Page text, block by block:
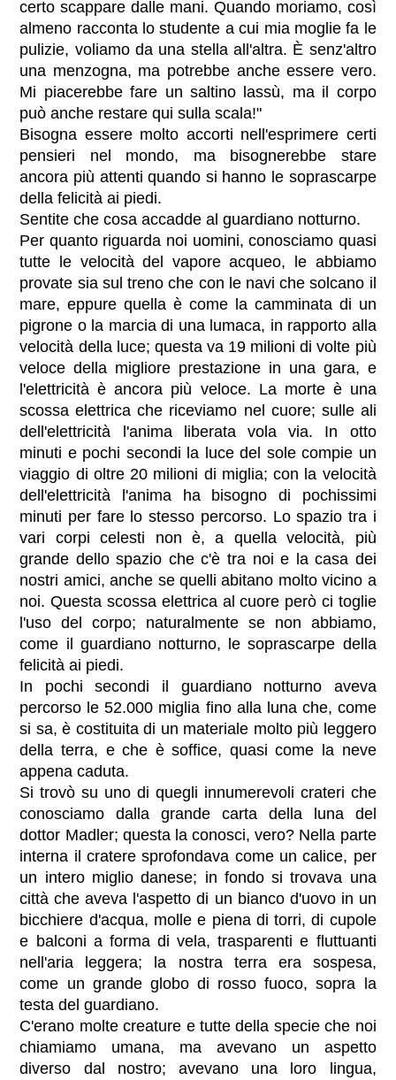
certo scappare dalle mani. Quando moriamo, così
almeno racconta lo studente a cui mia moglie fa le
pulizie, voliamo da una stella all'altra. È senz'altro
una menzogna, ma potrebbe anche essere vero.
Mi piacerebbe fare un saltino lassù, ma il corpo
può anche restare qui sulla scala!"
Bisogna essere molto accorti nell'esprimere certi
pensieri nel mondo, ma bisognerebbe stare
ancora più attenti quando si hanno le soprascarpe
della felicità ai piedi.
Sentite che cosa accadde al guardiano notturno.
Per quanto riguarda noi uomini, conosciamo quasi
tutte le velocità del vapore acqueo, le abbiamo
provate sia sul treno che con le navi che solcano il
mare, eppure quella è come la camminata di un
pigrone o la marcia di una lumaca, in rapporto alla
velocità della luce; questa va 19 milioni di volte più
veloce della migliore prestazione in una gara, e
l'elettricità è ancora più veloce. La morte è una
scossa elettrica che riceviamo nel cuore; sulle ali
dell'elettricità l'anima liberata vola via. In otto
minuti e pochi secondi la luce del sole compie un
viaggio di oltre 20 milioni di miglia; con la velocità
dell'elettricità l'anima ha bisogno di pochissimi
minuti per fare lo stesso percorso. Lo spazio tra i
vari corpi celesti non è, a quella velocità, più
grande dello spazio che c'è tra noi e la casa dei
nostri amici, anche se quelli abitano molto vicino a
noi. Questa scossa elettrica al cuore però ci toglie
l'uso del corpo; naturalmente se non abbiamo,
come il guardiano notturno, le soprascarpe della
felicità ai piedi.
In pochi secondi il guardiano notturno aveva
percorso le 52.000 miglia fino alla luna che, come
si sa, è costituita di un materiale molto più leggero
della terra, e che è soffice, quasi come la neve
appena caduta.
Si trovò su uno di quegli innumerevoli crateri che
conosciamo dalla grande carta della luna del
dottor Madler; questa la conosci, vero? Nella parte
interna il cratere sprofondava come un calice, per
un intero miglio danese; in fondo si trovava una
città che aveva l'aspetto di un bianco d'uovo in un
bicchiere d'acqua, molle e piena di torri, di cupole
e balconi a forma di vela, trasparenti e fluttuanti
nell'aria leggera; la nostra terra era sospesa,
come un grande globo di rosso fuoco, sopra la
testa del guardiano.
C'erano molte creature e tutte della specie che noi
chiamiamo umana, ma avevano un aspetto
diverso dal nostro; avevano una loro lingua,